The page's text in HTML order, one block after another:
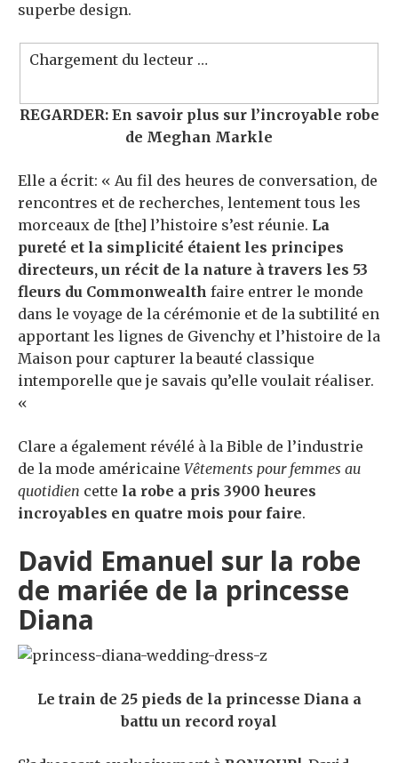
superbe design.
Chargement du lecteur …
REGARDER: En savoir plus sur l’incroyable robe
de Meghan Markle
Elle a écrit: « Au fil des heures de conversation, de
rencontres et de recherches, lentement tous les
morceaux de [the] l’histoire s’est réunie. La
pureté et la simplicité étaient les principes
directeurs, un récit de la nature à travers les 53
fleurs du Commonwealth faire entrer le monde
dans le voyage de la cérémonie et de la subtilité en
apportant les lignes de Givenchy et l’histoire de la
Maison pour capturer la beauté classique
intemporelle que je savais qu’elle voulait réaliser.
«
Clare a également révélé à la Bible de l’industrie
de la mode américaine Vêtements pour femmes au
quotidien cette la robe a pris 3900 heures
incroyables en quatre mois pour faire.
David Emanuel sur la robe
de mariée de la princesse
Diana
Le train de 25 pieds de la princesse Diana a
battu un record royal